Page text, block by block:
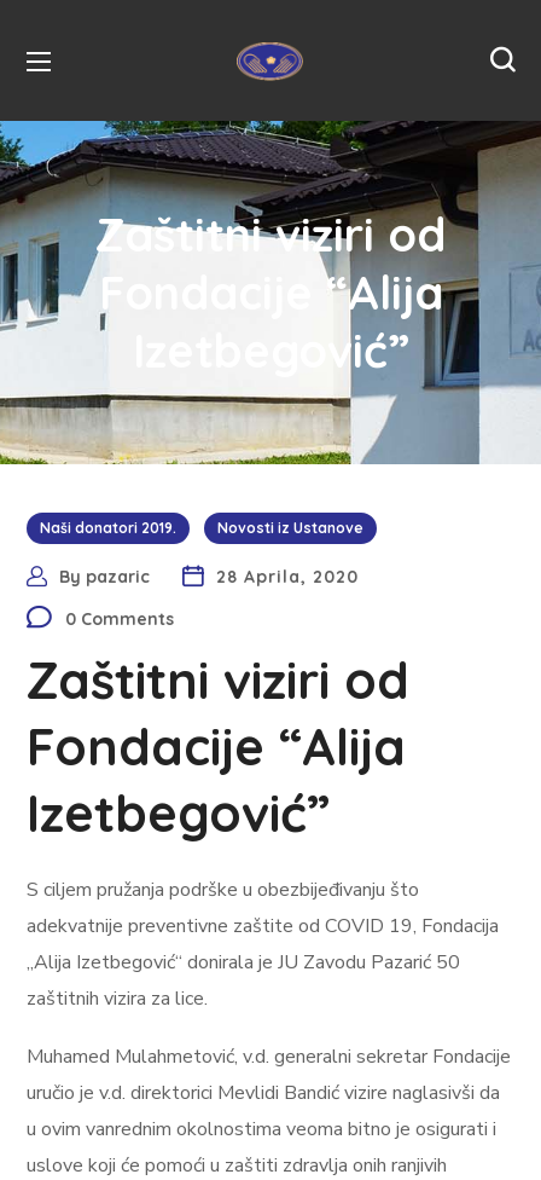
Zaštitni viziri od
Fondacije “Alija
Izetbegović”
Naši donatori 2019. Novosti iz Ustanove
By pazaric
28 Aprila, 2020
0 Comments
Zaštitni viziri od
Fondacije “Alija
Izetbegović”
S ciljem pružanja podrške u obezbijeđivanju što
adekvatnije preventivne zaštite od COVID 19, Fondacija
„Alija Izetbegović“ donirala je JU Zavodu Pazarić 50
zaštitnih vizira za lice.
Muhamed Mulahmetović, v.d. generalni sekretar Fondacije
uručio je v.d. direktorici Mevlidi Bandić vizire naglasivši da
u ovim vanrednim okolnostima veoma bitno je osigurati i
uslove koji će pomoći u zaštiti zdravlja onih ranjivih